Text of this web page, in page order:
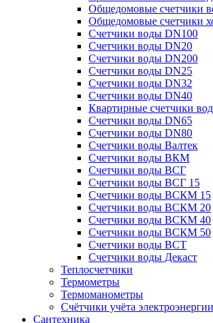
Общедомовые счетчики
Общедомовые счетчики
Счетчики воды DN100
Счетчики воды DN20
Счетчики воды DN200
Счетчики воды DN25
Счетчики воды DN32
Счетчики воды DN40
Квартирные счетчики
Счетчики воды DN65
Счетчики воды DN80
Счетчики воды Валтек
Счетчики воды ВКМ
Счетчики воды ВСГ
Счетчики воды ВСГ 15
Счетчики воды ВСКМ 15
Счетчики воды ВСКМ 20
Счетчики воды ВСКМ 40
Счетчики воды ВСКМ 50
Счетчики воды ВСТ
Счетчики воды Декаст
Теплосчетчики
Термометры
Термоманометры
Счётчики учёта электроэнергии
Сантехника